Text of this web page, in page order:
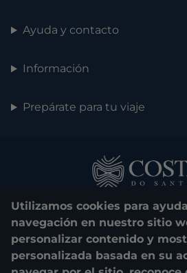
Utilizamos cookies para
navegación en nuestro sitio
personalizar contenido y
personalizada basada en su
Ayuda y contacto
Información
Prepárate para tu viaje
0800 048